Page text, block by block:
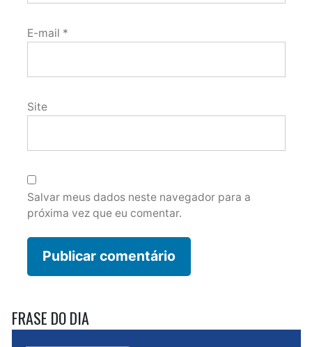
E-mail *
Site
Salvar meus dados neste navegador para a
próxima vez que eu comentar.
FRASE DO DIA